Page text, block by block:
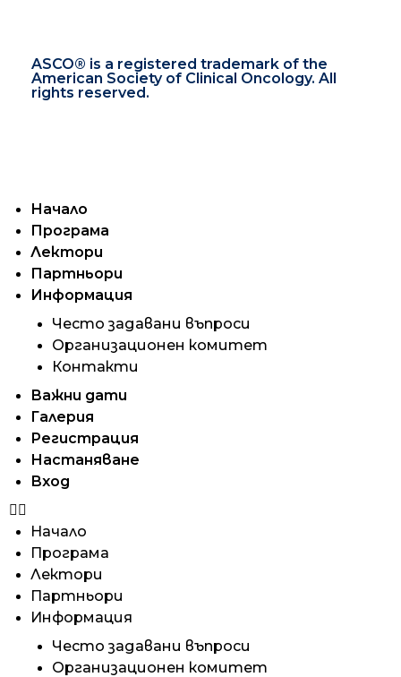
ASCO® is a registered trademark of the
American Society of Clinical Oncology. All
rights reserved.
Начало
Програма
Лектори
Партньори
Информация
Често задавани въпроси
Организационен комитет
Контакти
Важни дати
Галерия
Регистрация
Настаняване
Вход
Начало
Програма
Лектори
Партньори
Информация
Често задавани въпроси
Организационен комитет